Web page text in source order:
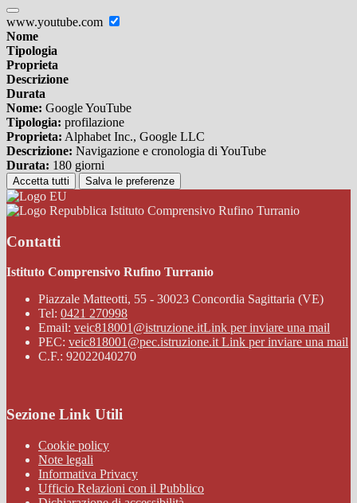
www.youtube.com
Nome
Tipologia
Proprieta
Descrizione
Durata
Nome: Google YouTube
Tipologia: profilazione
Proprieta: Alphabet Inc., Google LLC
Descrizione: Navigazione e cronologia di YouTube
Durata: 180 giorni
Accetta tutti Salva le preferenze
Istituto Comprensivo Rufino Turranio
Contatti
Istituto Comprensivo Rufino Turranio
Piazzale Matteotti, 55 - 30023 Concordia Sagittaria (VE)
Tel: 0421 270998
Email: veic818001@istruzione.itLink per inviare una mail
PEC: veic818001@pec.istruzione.it Link per inviare una mail
C.F.: 92022040270
Sezione Link Utili
Cookie policy
Note legali
Informativa Privacy
Ufficio Relazioni con il Pubblico